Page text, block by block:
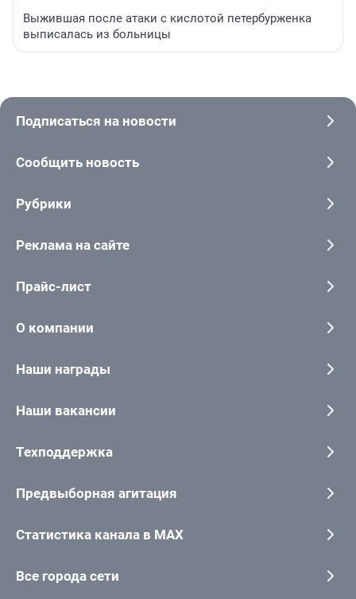
Выжившая после атаки с кислотой петербурженка
выписалась из больницы
Подписаться на новости
Сообщить новость
Рубрики
Реклама на сайте
Прайс-лист
О компании
Наши награды
Наши вакансии
Техподдержка
Предвыборная агитация
Статистика канала в MAX
Все города сети